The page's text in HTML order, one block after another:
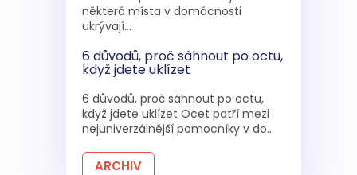
některá místa v domácnosti
ukrývají...
6 důvodů, proč sáhnout po octu,
když jdete uklízet
6 důvodů, proč sáhnout po octu,
když jdete uklízet Ocet patří mezi
nejuniverzálnější pomocníky v do...
ARCHIV